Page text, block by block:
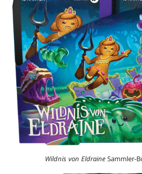
Wildnis von EldraineSammler-